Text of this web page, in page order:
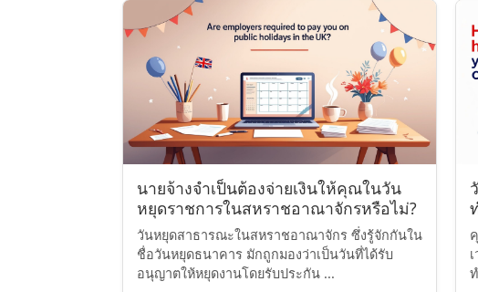
นายจ้างจำเป็นต้องจ่ายเงินให้คุณในวัน
หยุดราชการในสหราชอาณาจักรหรือไม่?
วันหยุดสาธารณะในสหราชอาณาจักร ซึ่งรู้จักกันใน
ชื่อวันหยุดธนาคาร มักถูกมองว่าเป็นวันที่ได้รับ
อนุญาตให้หยุดงานโดยรับประกัน ...